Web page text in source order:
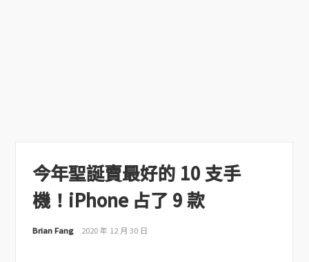
今年聖誕賣最好的 10 支手
機！iPhone 占了 9 款
Brian Fang 2020 年 12 月 30 日